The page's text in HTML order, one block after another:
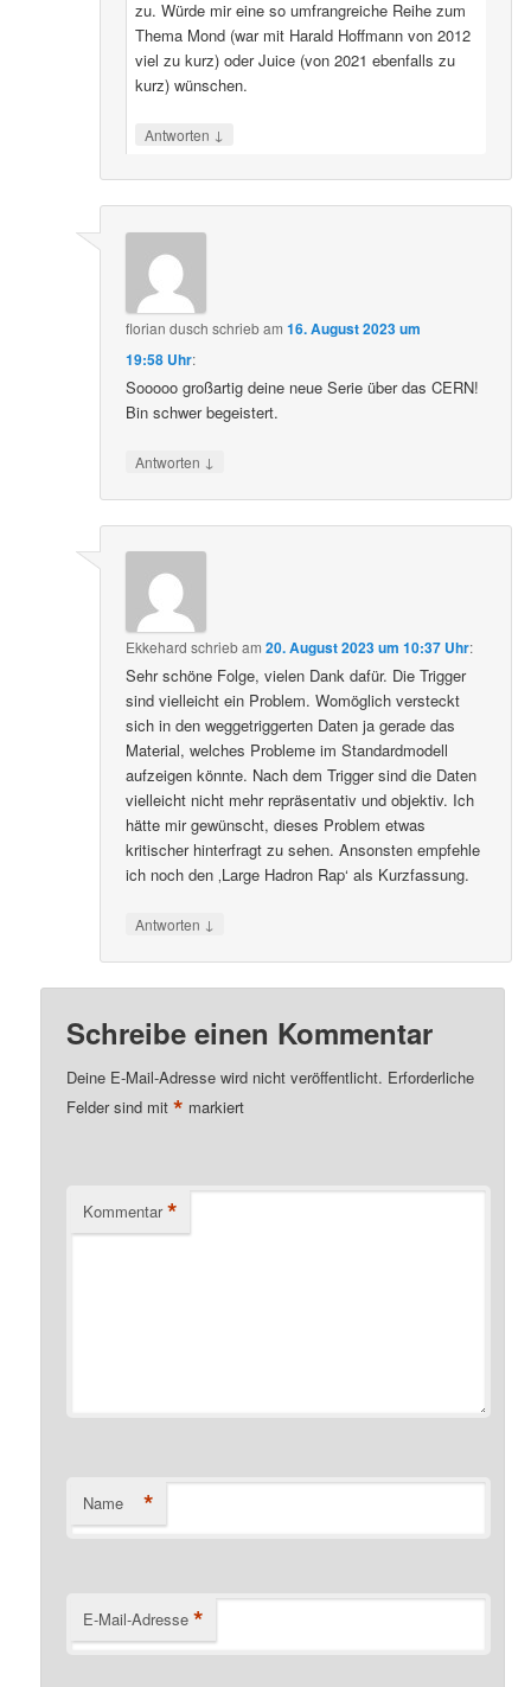
zu. Würde mir eine so umfrangreiche Reihe zum
Thema Mond (war mit Harald Hoffmann von 2012
viel zu kurz) oder Juice (von 2021 ebenfalls zu
kurz) wünschen.
Antworten ↓
florian dusch schriebam16. August 2023 um
19:58 Uhr:
Sooooo großartig deine neue Serie über das CERN!
Bin schwer begeistert.
Antworten ↓
Ekkehard schriebam20. August 2023 um 10:37 Uhr:
Sehr schöne Folge, vielen Dank dafür. Die Trigger
sind vielleicht ein Problem. Womöglich versteckt
sich in den weggetriggerten Daten ja gerade das
Material, welches Probleme im Standardmodell
aufzeigen könnte. Nach dem Trigger sind die Daten
vielleicht nicht mehr repräsentativ und objektiv. Ich
hätte mir gewünscht, dieses Problem etwas
kritischer hinterfragt zu sehen. Ansonsten empfehle
ich noch den ‚Large Hadron Rap‘ als Kurzfassung.
Antworten ↓
Schreibe einen Kommentar
Deine E-Mail-Adresse wird nicht veröffentlicht. Erforderliche
Felder sind mit* markiert
Kommentar *
Name *
E-Mail-Adresse *